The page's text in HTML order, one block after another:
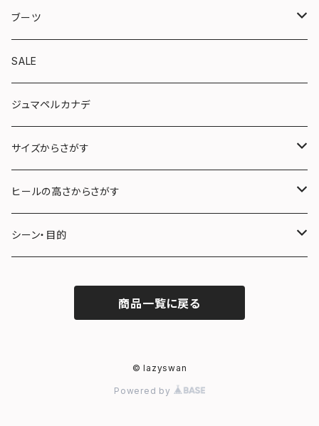
やさしい靴シリーズ
ブーツ
ショート
ロング
SALE
ジュマペルカナデ
サイズからさがす
22.0〜22.5cm (S)
23.0〜23.5cm (M)
25.0〜25.5cm (LL)
ヒールの高さからさがす
３cm未満
５cm〜７cm未満
シーン・目的
商品一覧に戻る
© lazyswan
Powered by